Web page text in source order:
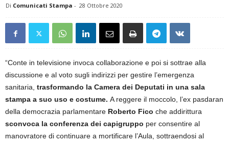
Di Comunicati Stampa - 28 Ottobre 2020
“Conte in televisione invoca collaborazione e poi si sottrae alla
discussione e al voto sugli indirizzi per gestire l’emergenza
sanitaria, trasformando la Camera dei Deputati in una sala
stampa a suo uso e costume. A reggere il moccolo, l’ex pasdaran
della democrazia parlamentare Roberto Fico che addirittura
sconvoca la conferenza dei capigruppo per consentire al
manovratore di continuare a mortificare l’Aula, sottraendosi al